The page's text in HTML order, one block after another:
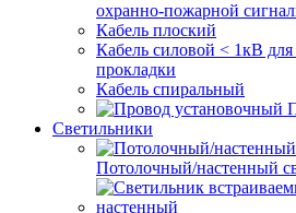
охранно-пожарной
Кабель плоский
Кабель силовой < 1кВ
прокладки
Кабель спиральный
Светильники
Потолочный/настенный